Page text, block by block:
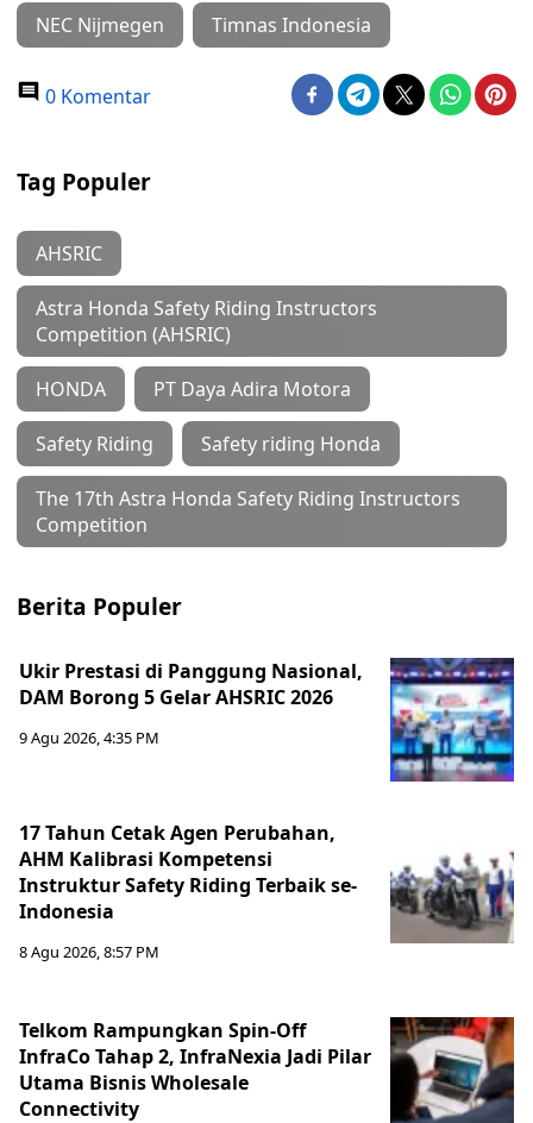
NEC Nijmegen Timnas Indonesia
0 Komentar
Tag Populer
AHSRIC
Astra Honda Safety Riding Instructors
Competition (AHSRIC)
HONDA PT Daya Adira Motora
Safety Riding Safety riding Honda
The 17th Astra Honda Safety Riding Instructors
Competition
Berita Populer
Ukir Prestasi di Panggung Nasional,
DAM Borong 5 Gelar AHSRIC 2026
9 Agu 2026, 4:35 PM
17 Tahun Cetak Agen Perubahan,
AHM Kalibrasi Kompetensi
Instruktur Safety Riding Terbaik se-
Indonesia
8 Agu 2026, 8:57 PM
Telkom Rampungkan Spin-Off
InfraCo Tahap 2, InfraNexia Jadi Pilar
Utama Bisnis Wholesale
Connectivity